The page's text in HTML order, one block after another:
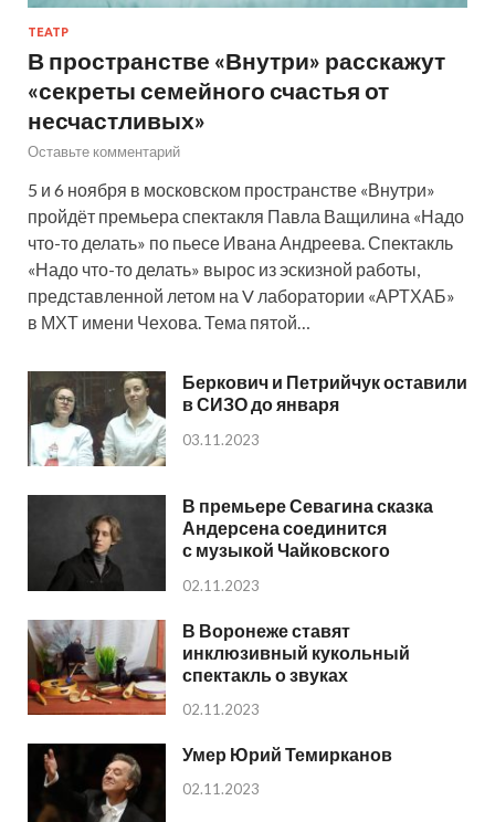
ТЕАТР
В пространстве «Внутри» расскажут
«секреты семейного счастья от
несчастливых»
Оставьте комментарий
5 и 6 ноября в московском пространстве «Внутри»
пройдёт премьера спектакля Павла Ващилина «Надо
что-то делать» по пьесе Ивана Андреева. Спектакль
«Надо что-то делать» вырос из эскизной работы,
представленной летом на V лаборатории «АРТХАБ»
в МХТ имени Чехова. Тема пятой…
Беркович и Петрийчук оставили
в СИЗО до января
03.11.2023
В премьере Севагина сказка
Андерсена соединится
с музыкой Чайковского
02.11.2023
В Воронеже ставят
инклюзивный кукольный
спектакль о звуках
02.11.2023
Умер Юрий Темирканов
02.11.2023